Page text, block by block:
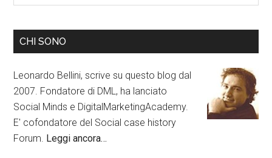
CHI SONO
Leonardo Bellini, scrive su questo blog dal
2007. Fondatore di DML, ha lanciato
Social Minds e DigitalMarketingAcademy.
E' cofondatore del Social case history
Forum. Leggi ancora…